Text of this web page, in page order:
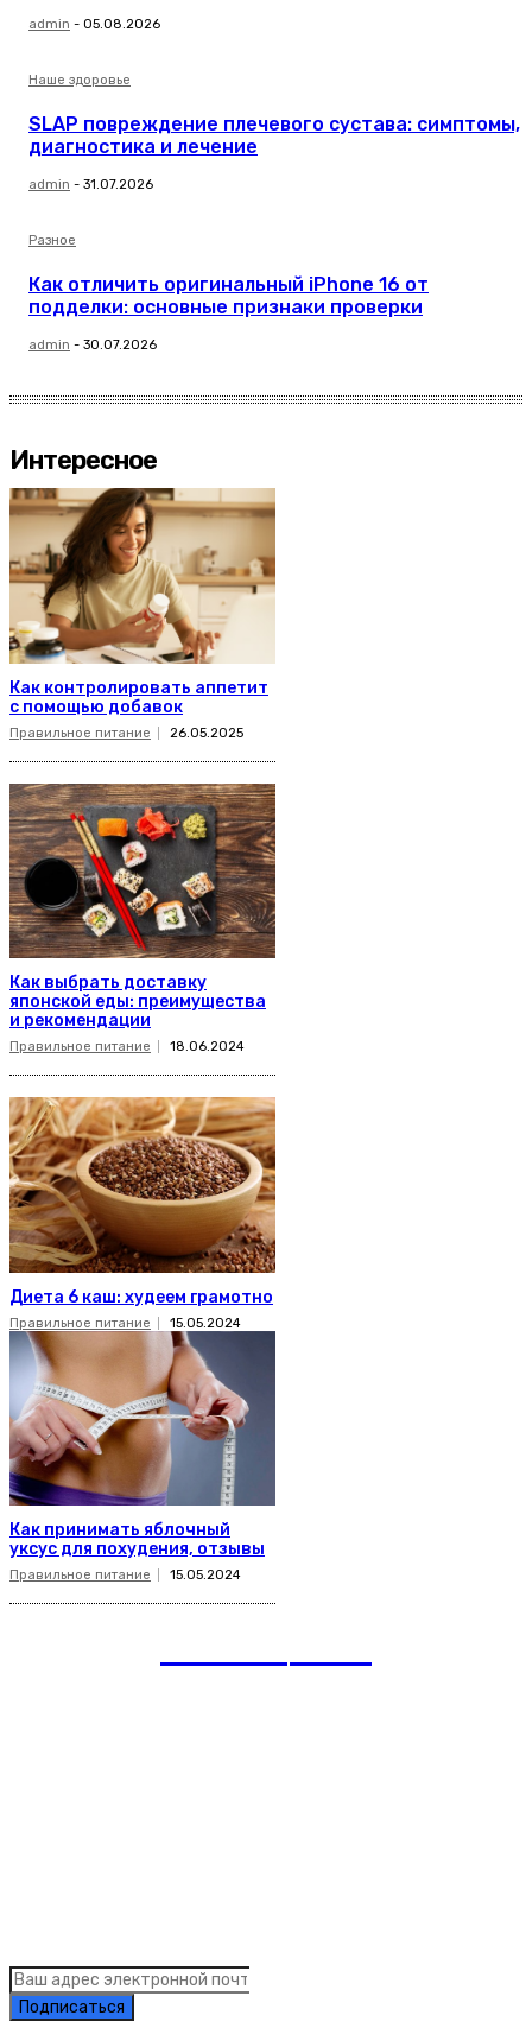
admin - 05.08.2026
Наше здоровье
SLAP повреждение плечевого сустава: симптомы,
диагностика и лечение
admin - 31.07.2026
Разное
Как отличить оригинальный iPhone 16 от
подделки: основные признаки проверки
admin - 30.07.2026
Интересное
Как контролировать аппетит
с помощью добавок
Правильное питание 26.05.2025
Как выбрать доставку
японской еды: преимущества
и рекомендации
Правильное питание 18.06.2024
Диета 6 каш: худеем грамотно
Правильное питание 15.05.2024
Как принимать яблочный
уксус для похудения, отзывы
Правильное питание 15.05.2024
Подписаться